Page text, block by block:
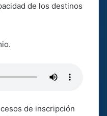
de los destinos
de inscripción